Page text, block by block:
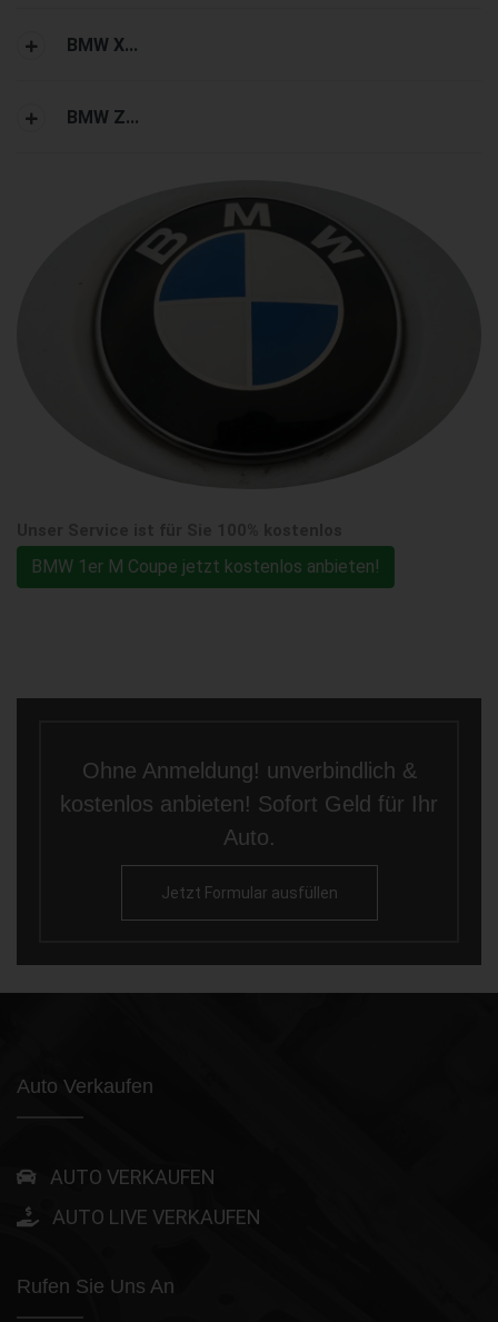
BMW X...
BMW Z...
BMW 1er M Coupe jetzt kostenlos anbieten!
Ohne Anmeldung! unverbindlich &
kostenlos anbieten! Sofort Geld für Ihr
Auto.
Jetzt Formular ausfüllen
Auto Verkaufen
AUTO VERKAUFEN
AUTO LIVE VERKAUFEN
Rufen Sie Uns An